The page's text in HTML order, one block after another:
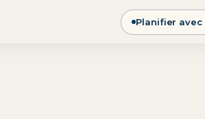
Planifier avec